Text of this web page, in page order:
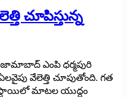
చూపిస్తున్న
ఎం‌పి ధర్మపురి
వేలెత్తి చూపుతోంది. గత
మాటల యుద్ధం